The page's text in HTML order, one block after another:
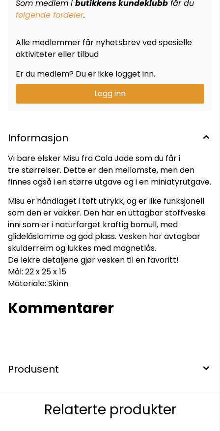
Som medlem i butikkens kundeklubb får du
følgende fordeler.
Alle medlemmer får nyhetsbrev ved spesielle
aktiviteter eller tilbud
Er du medlem? Du er ikke logget inn.
Logg inn
Informasjon
Vi bare elsker Misu fra Cala Jade som du får i
tre størrelser. Dette er den mellomste, men den
finnes også i en større utgave og i en miniatyrutgave.
Misu er håndlaget i tøft utrykk, og er like funksjonell
som den er vakker. Den har en uttagbar stoffveske
inni som er i naturfarget kraftig bomull, med
glidelåslomme og god plass. Vesken har avtagbar
skulderreim og lukkes med magnetlås.
De lekre detaljene gjør vesken til en favoritt!
Mål: 22 x 25 x 15
Materiale: Skinn
Kommentarer
Produsent
Relaterte produkter